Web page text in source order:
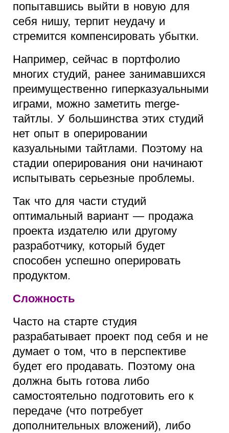
попытавшись выйти в новую для
себя нишу, терпит неудачу и
стремится компенсировать убытки.
Например, сейчас в портфолио
многих студий, ранее занимавшихся
преимущественно гиперказуальными
играми, можно заметить merge-
тайтлы. У большинства этих студий
нет опыт в оперировании
казуальными тайтлами. Поэтому на
стадии оперирования они начинают
испытывать серьезные проблемы.
Так что для части студий
оптимальный вариант — продажа
проекта издателю или другому
разработчику, который будет
способен успешно оперировать
продуктом.
Сложность
Часто на старте студия
разрабатывает проект под себя и не
думает о том, что в перспективе
будет его продавать. Поэтому она
должна быть готова либо
самостоятельно подготовить его к
передаче (что потребует
дополнительных вложений), либо